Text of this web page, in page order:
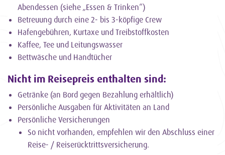
Abendessen (siehe „Essen & Trinken“)
Betreuung durch eine 2- bis 3-köpfige Crew
Hafengebühren, Kurtaxe und Treibstoffkosten
Kaffee, Tee und Leitungswasser
Bettwäsche und Handtücher
Nicht im Reisepreis enthalten sind:
Getränke (an Bord gegen Bezahlung erhältlich)
Persönliche Ausgaben für Aktivitäten an Land
Persönliche Versicherungen
So nicht vorhanden, empfehlen wir den Abschluss einer
Reise- / Reiserücktrittsversicherung.